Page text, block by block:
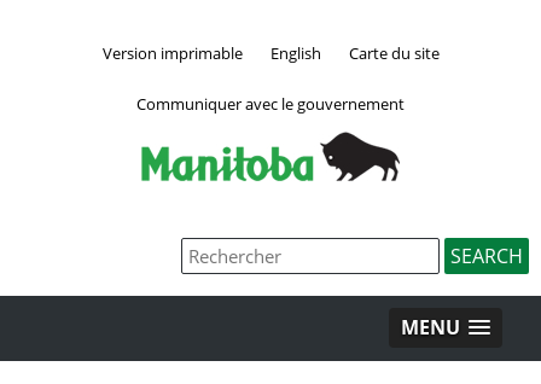
Version imprimable English Carte du site
Communiquer avec le gouvernement
MENU